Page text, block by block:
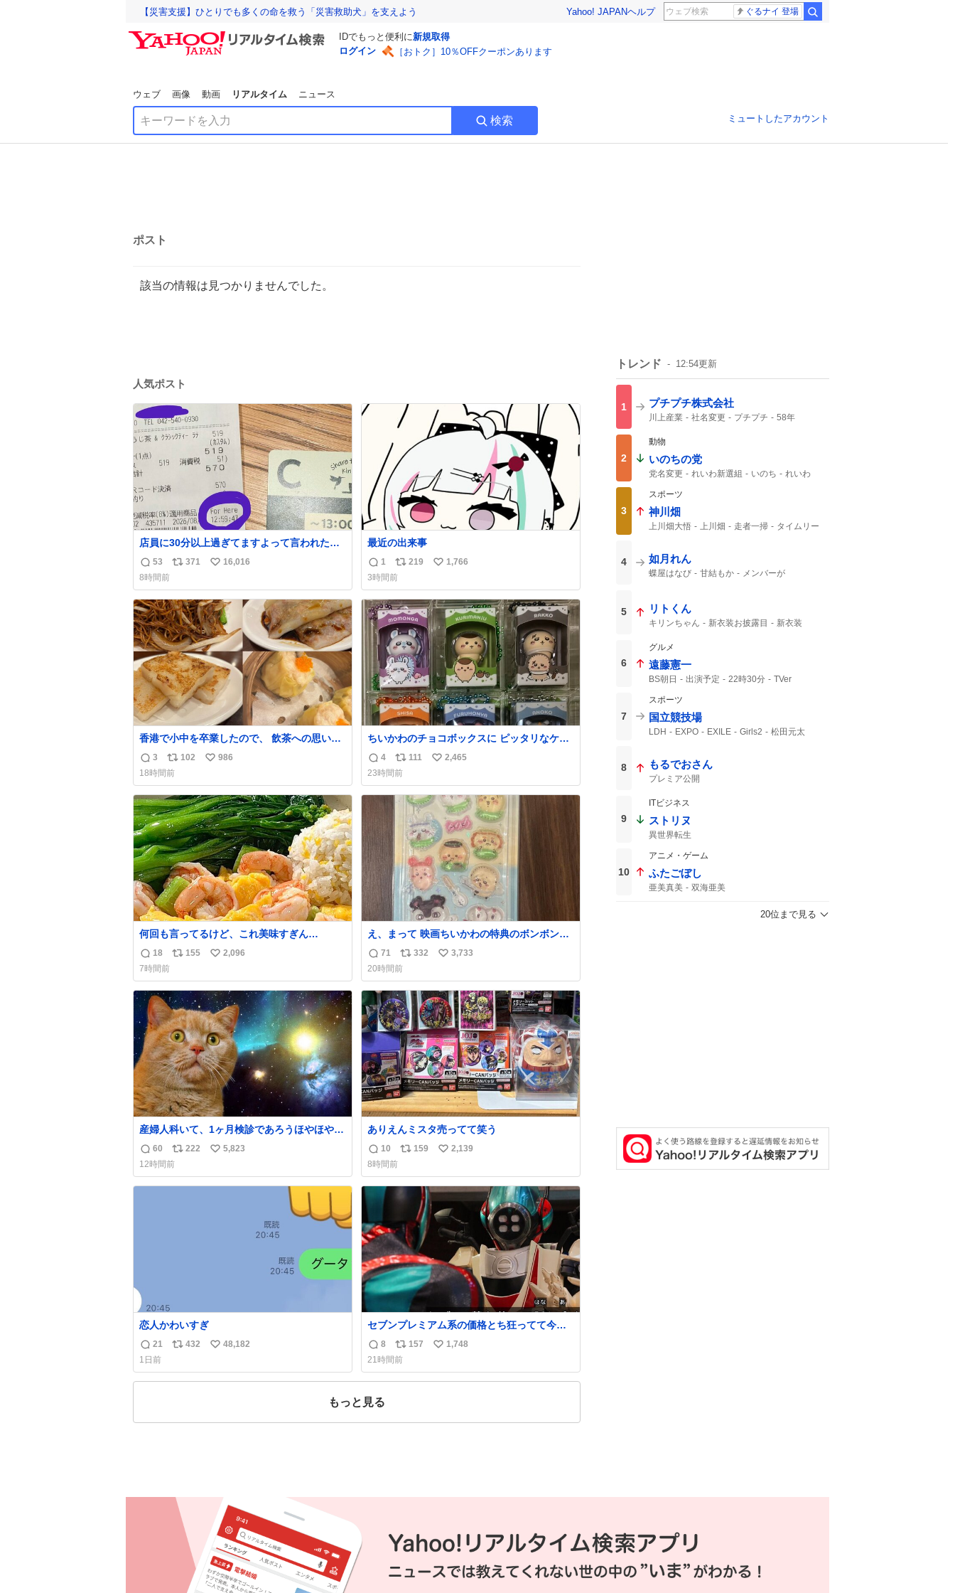
【災害支援】ひとりでも多くの命を救う「災害救助犬」を支えよう Yahoo! JAPANヘルプ ぐるナイ 登場
IDでもっと便利に新規取得
ログイン
［おトク］10％OFFクーポンあります
ウェブ 画像 動画 リアルタイム ニュース
検索 ミュートしたアカウント
ポスト
該当の情報は見つかりませんでした。
人気ポスト
店員に30分以上過ぎてますよって言われたん
だけど、なんかヲレ13秒しか滞在許されてな
かったっぽい え？なんで？
返
信
数
53
リ
ス
ト
数
371
い
ね
数
16,016
8時間前
最近の出来事
返
信
数
1
リ
ポ
ス
ト
数
219
い
ね
数
1,766
3時間前
香港で小中を卒業したので、 飲茶への思い入
れが強い。 常に現地の味を探している。 横浜
中華街まで行き、店を厳選すれば流石に出会
えるけど、もっと近場で気軽に行ける店はな
いか。 代々木にあった。 多少違うかなという
のもあったけど、 総合的には満足。
返
信
数
3
リ
ポ
ス
ト
数
102
い
ね
数
986
18時間前
ちいかわのチョコボックスに ピッタリなケー
スやっと見つかった😭
返
信
数
4
リ
ポ
ス
111
い
ね
2,465
23時間前
何回も言ってるけど、これ美味すぎん
の！！！低カロリーで満足感エグいから一生
食べてる😭
返
信
数
18
リ
ス
ト
数
155
い
ね
数
2,096
7時間前
え、まって 映画ちいかわの特典のボンボンド
ロップシール もうメルカリにでてるやん #ち
いかわ
返
信
数
71
リ
ポ
ス
ト
数
332
い
ね
数
3,733
20時間前
産婦人科いて、1ヶ月検診であろうほやほや赤
ちゃん👩‍🍼と推定2,3歳の女の子👧🏻をワンオ
ペで連れてるママがいるのだけども 女の子ず
っとママの側から離れない…⁉️ 手を繋がなくて
もうろちょろしないしママが歩いたらピクミ
ンみたいにﾄﾃﾄﾃついてってるし逃走しないし
脱走しないし逃げないし走ら文字数
返
信
数
60
リ
ポ
ス
222
い
ね
5,823
12時間前
ありえんミスタ売ってて笑う
返
信
数
10
リ
ス
ト
159
い
ね
数
2,139
8時間前
恋人かわいすぎ
返
信
数
21
リ
ス
432
い
ね
48,182
1日前
セブンプレミアム系の価格とち狂ってて今こ
れ
返
信
数
8
リ
ポ
ス
157
い
ね
1,748
21時間前
もっと見る
トレンド 12:54更新
1 プチプチ株式会社
川上産業 社名変更 プチプチ 58年
2
動物
いのちの党
党名変更 れいわ新選組 いのち れいわ
3
スポーツ
神川畑
上川畑大悟 上川畑 走者一掃 タイムリー
4 如月れん
蝶屋はなび 甘結もか
メンバーが
5 リトくん
キリンちゃん 新衣装お披露目 新衣装
6
グルメ
遠藤憲一
BS朝日 出演予定 22時30分
TVer
7
スポーツ
国立競技場
LDH EXPO EXILE Girls2 松田元太
8 もるでおさん
プレミア公開
9
ITビジネス
ストリヌ
異世界転生
10
アニメ・ゲーム
ふたごぼし
亜美真美 双海亜美
20位まで見る